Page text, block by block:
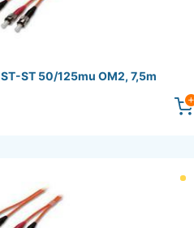
ST 50/125mu OM2, 7,5m